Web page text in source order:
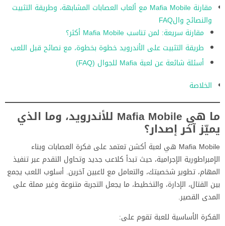
مقارنة Mafia Mobile مع ألعاب العصابات المشابهة، وطريقة التثبيت
والنصائح والFAQ
مقارنة سريعة: لمن تناسب Mafia Mobile أكثر؟
طريقة التثبيت على الأندرويد خطوة بخطوة، مع نصائح قبل اللعب
أسئلة شائعة عن لعبة Mafia للجوال (FAQ)
الخلاصة
ما هي Mafia Mobile للأندرويد، وما الذي
يميّز آخر إصدار؟
Mafia Mobile هي لعبة أكشن تعتمد على فكرة العصابات وبناء
الإمبراطورية الإجرامية، حيث تبدأ كلاعب جديد وتحاول التقدم عبر تنفيذ
المهام، تطوير شخصيتك، والتعامل مع لاعبين آخرين. أسلوب اللعب يجمع
بين القتال، الإدارة، والتخطيط، ما يجعل التجربة متنوعة وغير مملة على
المدى القصير.
الفكرة الأساسية للعبة تقوم على: